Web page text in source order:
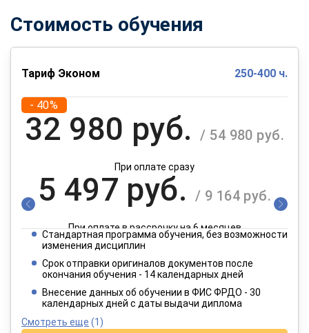
Стоимость обучения
Тариф Эконом 250-400 ч.
- 40%
32 980 руб. / 54 980 руб.
При оплате сразу
5 497 руб. / 9 164 руб.
При оплате в рассрочку на 6 месяцев
2 749 руб.
При оплате в рассрочку на 12 месяцев
Стандартная программа обучения, без возможности
изменения дисциплин
Срок отправки оригиналов документов после
окончания обучения - 14 календарных дней
Внесение данных об обучении в ФИС ФРДО - 30
календарных дней с даты выдачи диплома
Смотреть еще (1)